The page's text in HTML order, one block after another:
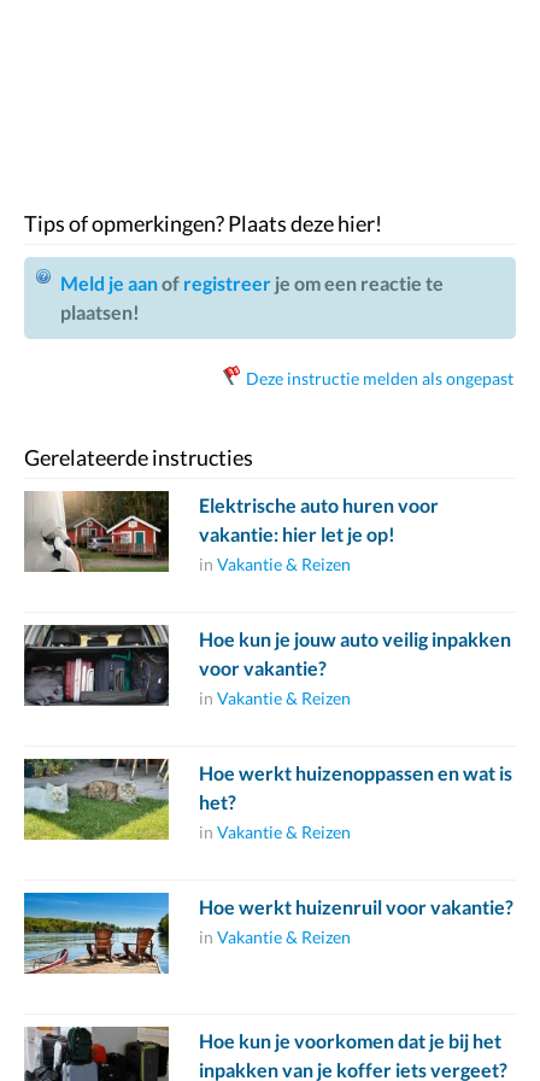
Tips of opmerkingen? Plaats deze hier!
Meld je aanof registreer je om een reactie te
plaatsen!
Deze instructie melden als ongepast
Gerelateerde instructies
Elektrische auto huren voor
vakantie: hier let je op!
in Vakantie & Reizen
Hoe kun je jouw auto veilig inpakken
voor vakantie?
in Vakantie & Reizen
Hoe werkt huizenoppassen en wat is
het?
in Vakantie & Reizen
Hoe werkt huizenruil voor vakantie?
in Vakantie & Reizen
Hoe kun je voorkomen dat je bij het
inpakken van je koffer iets vergeet?